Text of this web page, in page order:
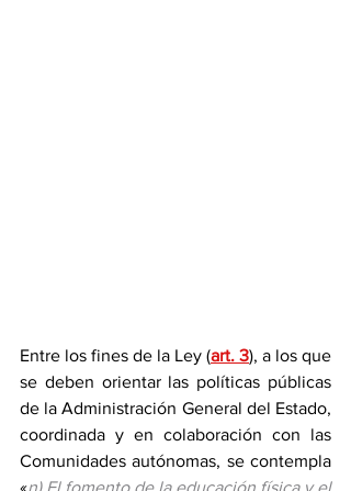
Entre los fines de la Ley (art. 3), a los que
se deben orientar las políticas públicas
de la Administración General del Estado,
coordinada y en colaboración con las
Comunidades autónomas, se contempla
«n) El fomento de la educación física y el